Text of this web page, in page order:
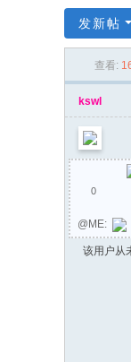
安
发新帖
查看:
kswl
0
@ME:
该用户从